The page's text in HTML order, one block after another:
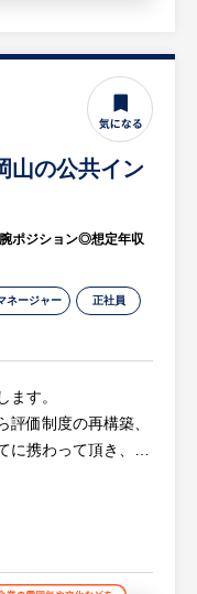
備品管理
銀行折衝、中期経営
ト】
の実績を誇り、倉敷
公共事業まで幅広く
定企業です。
将来的には資金繰り
衝など経営に近いポ
ていただくことが期
ックオフィス全般の
、キャリアアップを
環境です。
ながら会社の成長に
おすすめの求人で
山の公共イン
ポジション◎想定年収
ネージャー 正社員
ます。
評価制度の再構築、
に携わって頂き、人
・運用